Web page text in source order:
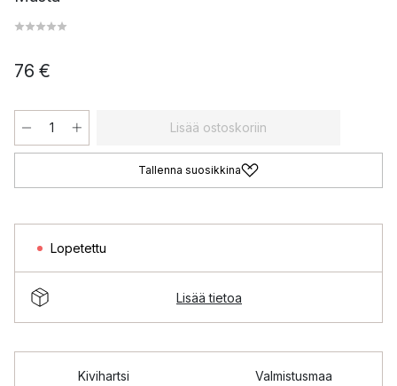
76 €
Lisää ostoskoriin
Tallenna suosikkina
Lopetettu
Lisää tietoa
Kivihartsi
Valmistusmaa